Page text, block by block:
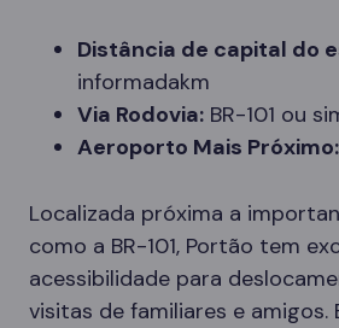
Distância de capital do
informadakm
Via Rodovia: BR-101 ou
Aeroporto Mais Próximo:
Localizada próxima a
como a BR-101, Portão tem
acessibilidade para
visitas de familiares e amigos.